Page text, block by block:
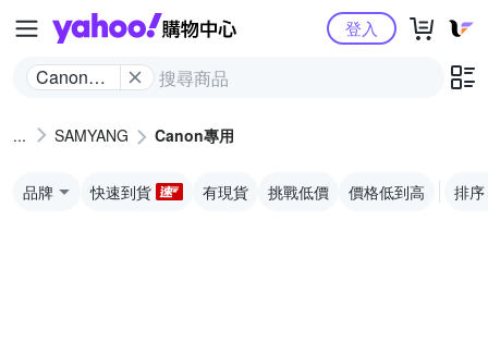
Yahoo購物中心
Canon專
登入
SAMYANG Canon專用
品牌 快速到貨 有現貨 挑戰低價 價格低到高 排序